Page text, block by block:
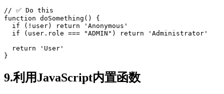
function doSomething () {
if (!user) return
'Anonymous'
if (user.role === "ADMIN" ) return
'Administrator'
return
'User'
9.利用JavaScript内置函数